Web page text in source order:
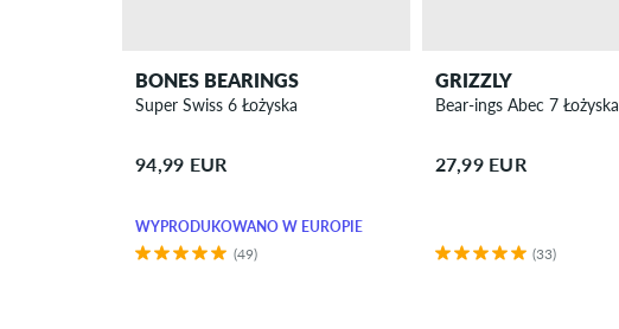
BONES BEARINGS
Super Swiss 6 Łożyska
94,99 EUR
WYPRODUKOWANO W EUROPIE
(49)
GRIZZLY
Bear-ings Abec 7 Łożyska
27,99 EUR
(33)